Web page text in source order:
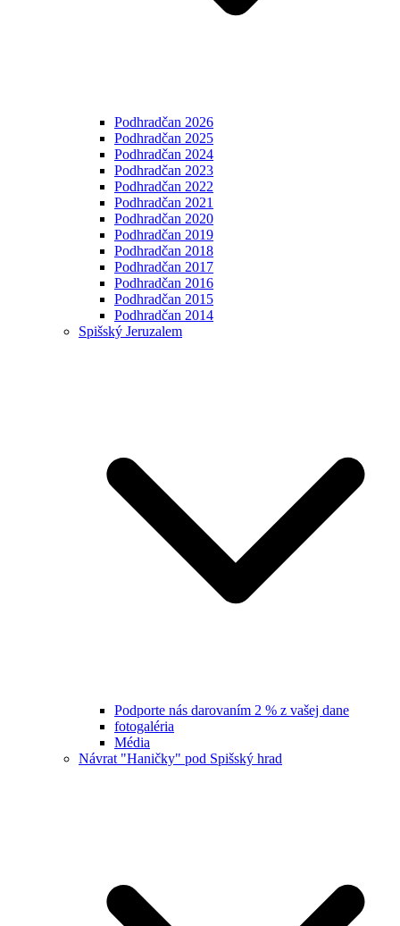
Podhradčan 2026
Podhradčan 2025
Podhradčan 2024
Podhradčan 2023
Podhradčan 2022
Podhradčan 2021
Podhradčan 2020
Podhradčan 2019
Podhradčan 2018
Podhradčan 2017
Podhradčan 2016
Podhradčan 2015
Podhradčan 2014
Spišský Jeruzalem
Podporte nás darovaním 2 % z vašej dane
fotogaléria
Média
Návrat "Haničky" pod Spišský hrad